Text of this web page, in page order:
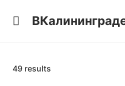
49 results